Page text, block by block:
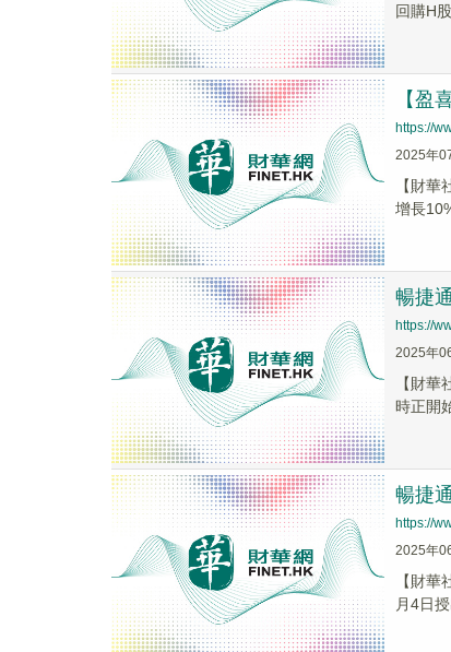
回購H
【盈
https://
2025年
【財
增長
暢捷
https://
2025年
【財
時正開
暢捷
https://
2025年
【財
月4日